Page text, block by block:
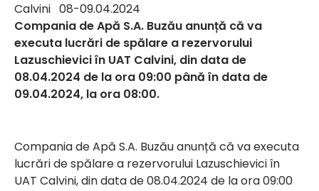
Calvini 08-09.04.2024
Compania de Apă S.A. Buzău anunță că va
executa lucrări de spălare a rezervorului
Lazuschievici în UAT Calvini, din data de
08.04.2024 de la ora 09:00 până în data de
09.04.2024, la ora 08:00.
Compania de Apă S.A. Buzău anunță că va executa
lucrări de spălare a rezervorului Lazuschievici în
UAT Calvini, din data de 08.04.2024 de la ora 09:00